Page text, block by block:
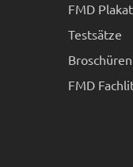
FMD
Testsätze
Broschüren
FMD